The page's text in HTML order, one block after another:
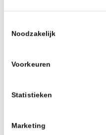
Noodzakelijk
Voorkeuren
Statistieken
Marketing
ervaringen uit te
van andere organisaties